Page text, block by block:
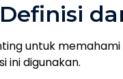
untuk
ini digunakan.